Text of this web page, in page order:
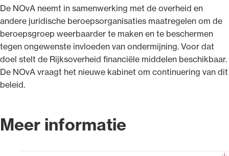
De NOvA neemt in samenwerking met de overheid en
andere juridische beroepsorganisaties maatregelen om de
beroepsgroep weerbaarder te maken en te beschermen
tegen ongewenste invloeden van ondermijning. Voor dat
doel stelt de Rijksoverheid financiële middelen beschikbaar.
De NOvA vraagt het nieuwe kabinet om continuering van dit
beleid.
Meer informatie